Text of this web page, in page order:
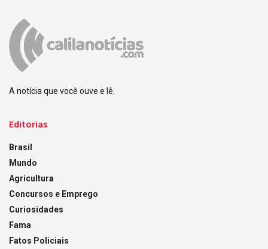
A notícia que você ouve e lê.
Editorias
Brasil
Mundo
Agricultura
Concursos e Emprego
Curiosidades
Fama
Fatos Policiais